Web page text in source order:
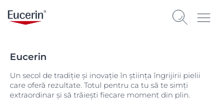
Eucerin
Un secol de tradiție și inovație în știința îngrijirii pielii
care oferă rezultate. Totul pentru ca tu să te simți
extraordinar și să trăiești fiecare moment din plin.